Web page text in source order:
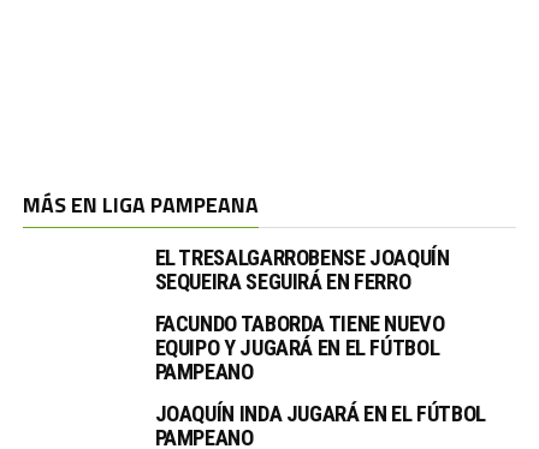
MÁS EN LIGA PAMPEANA
EL TRESALGARROBENSE JOAQUÍN
SEQUEIRA SEGUIRÁ EN FERRO
FACUNDO TABORDA TIENE NUEVO
EQUIPO Y JUGARÁ EN EL FÚTBOL
PAMPEANO
JOAQUÍN INDA JUGARÁ EN EL FÚTBOL
PAMPEANO